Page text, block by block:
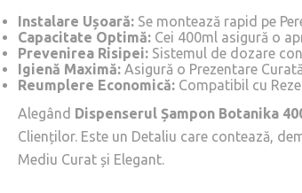
Instalare Ușoară: Se montează rapid pe
Capacitate Optimă: Cei 400ml asigură o
Prevenirea Risipei: Sistemul de dozare
Igienă Maximă: Asigură o Prezentare
Reumplere Economică: Compatibil cu
Alegând Dispenserul Șampon Botanika
Clienților. Este un Detaliu care contează,
Mediu Curat și Elegant.